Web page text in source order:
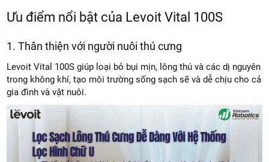
Ưu điểm nổi bật của Levoit Vital 100S
1. Thân thiện với người nuôi thú cưng
Levoit Vital 100S giúp loại bỏ bụi mịn, lông thú và các dị nguyên
trong không khí, tạo môi trường sống sạch sẽ và dễ chịu cho cả
gia đình và vật nuôi.